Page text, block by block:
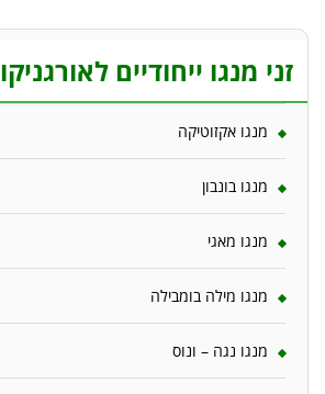
זני מנגו ייחודיים לאורגניקו
מנגו אקזוטיקה
מנגו בונבון
מנגו מאגי
מנגו מילה בומבילה
מנגו נגה – ונוס